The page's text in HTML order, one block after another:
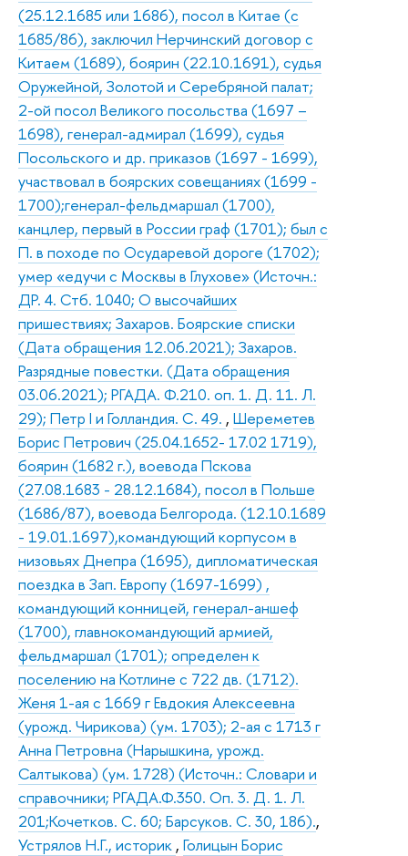
(25.12.1685 или 1686), посол в Китае (с
1685/86), заключил Нерчинский договор с
Китаем (1689), боярин (22.10.1691), судья
Оружейной, Золотой и Серебряной палат;
2-ой посол Великого посольства (1697 –
1698), генерал-адмирал (1699), судья
Посольского и др. приказов (1697 - 1699),
участвовал в боярских совещаниях (1699 -
1700);генерал-фельдмаршал (1700),
канцлер, первый в России граф (1701); был с
П. в походе по Осударевой дороге (1702);
умер «едучи с Москвы в Глухове» (Источн.:
ДР. 4. Стб. 1040; О высочайших
пришествиях; Захаров. Боярские списки
(Дата обращения 12.06.2021); Захаров.
Разрядные повестки. (Дата обращения
03.06.2021); РГАДА. Ф.210. оп. 1. Д. 11. Л.
29); Петр I и Голландия. С. 49. , Шереметев
Борис Петрович (25.04.1652- 17.02 1719),
боярин (1682 г.), воевода Пскова
(27.08.1683 - 28.12.1684), посол в Польше
(1686/87), воевода Белгорода. (12.10.1689
- 19.01.1697),командующий корпусом в
низовьях Днепра (1695), дипломатическая
поездка в Зап. Европу (1697-1699) ,
командующий конницей, генерал-аншеф
(1700), главнокомандующий армией,
фельдмаршал (1701); определен к
поселению на Котлине с 722 дв. (1712).
Женя 1-ая с 1669 г Евдокия Алексеевна
(урожд. Чирикова) (ум. 1703); 2-ая с 1713 г
Анна Петровна (Нарышкина, урожд.
Салтыкова) (ум. 1728) (Источн.: Словари и
справочники; РГАДА.Ф.350. Оп. 3. Д. 1. Л.
201;Кочетков. С. 60; Барсуков. С. 30, 186).,
Устрялов Н.Г., историк , Голицын Борис